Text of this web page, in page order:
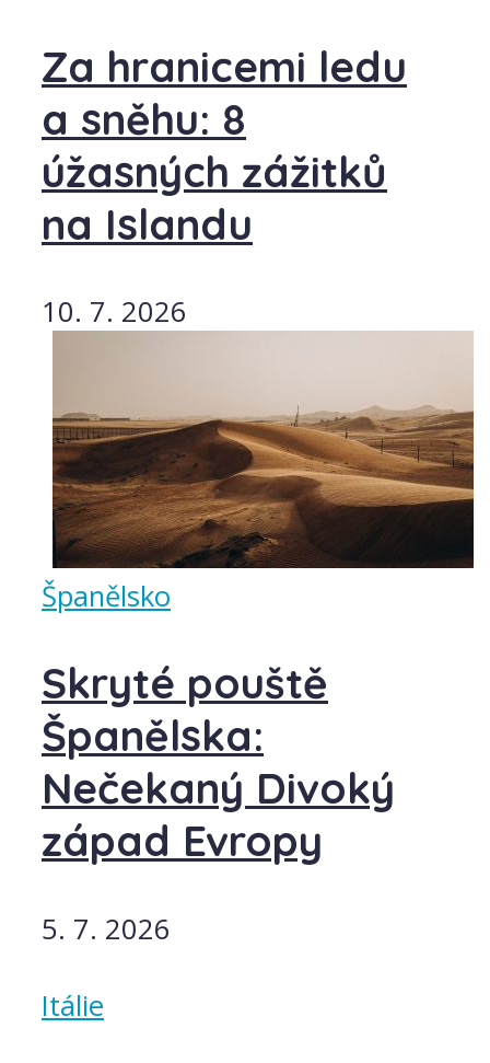
Za hranicemi ledu
a sněhu: 8
úžasných zážitků
na Islandu
10. 7. 2026
Španělsko
Skryté pouště
Španělska:
Nečekaný Divoký
západ Evropy
5. 7. 2026
Itálie